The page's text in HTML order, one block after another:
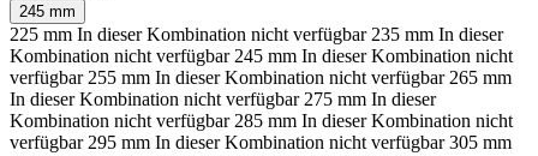
245 mm
225 mm In dieser Kombination nicht verfügbar 235 mm In dieser
Kombination nicht verfügbar 245 mm In dieser Kombination nicht
verfügbar 255 mm In dieser Kombination nicht verfügbar 265 mm
In dieser Kombination nicht verfügbar 275 mm In dieser
Kombination nicht verfügbar 285 mm In dieser Kombination nicht
verfügbar 295 mm In dieser Kombination nicht verfügbar 305 mm